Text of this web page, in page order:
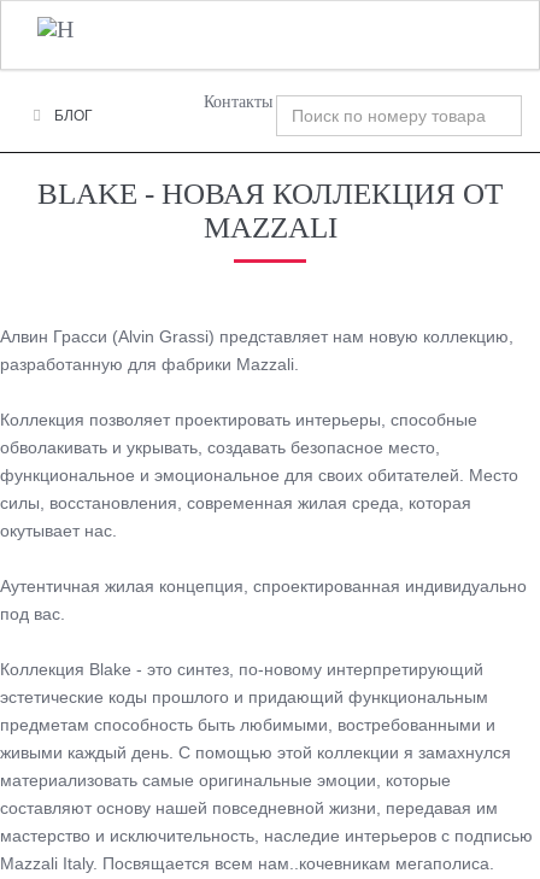
+7 (495) 120-00-58
Контакты
БЛОГ
BLAKE - НОВАЯ КОЛЛЕКЦИЯ ОТ
MAZZALI
Алвин Грасси (Alvin Grassi) представляет нам новую коллекцию,
разработанную для фабрики Mazzali.
Коллекция позволяет проектировать интерьеры, способные
обволакивать и укрывать, создавать безопасное место,
функциональное и эмоциональное для своих обитателей. Место
силы, восстановления, современная жилая среда, которая
окутывает нас.
Аутентичная жилая концепция, спроектированная индивидуально
под вас.
Коллекция Blake - это синтез, по-новому интерпретирующий
эстетические коды прошлого и придающий функциональным
предметам способность быть любимыми, востребованными и
живыми каждый день. С помощью этой коллекции я замахнулся
материализовать самые оригинальные эмоции, которые
составляют основу нашей повседневной жизни, передавая им
мастерство и исключительность, наследие интерьеров с подписью
Mazzali Italy. Посвящается всем нам..кочевникам мегаполиса.